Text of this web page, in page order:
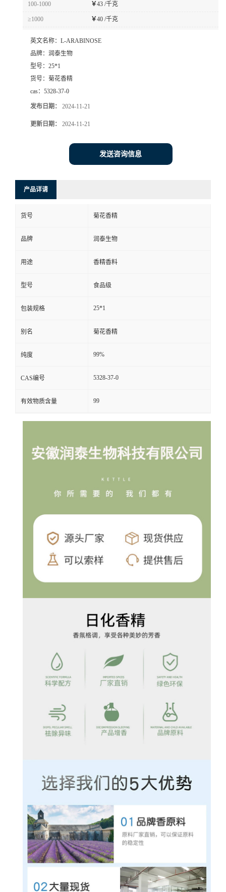
100-1000 ￥43 /千克
≥1000 ￥40 /千克
英文名称： L-ARABINOSE
品牌： 润泰生物
型号： 25*1
货号： 菊花香精
cas： 5328-37-0
发布日期： 2024-11-21
更新日期： 2024-11-21
发送咨询信息
产品详请
货号 菊花香精
品牌 润泰生物
用途 香精香料
型号 食品级
包装规格 25*1
别名 菊花香精
纯度 99%
CAS编号 5328-37-0
有效物质含量 99